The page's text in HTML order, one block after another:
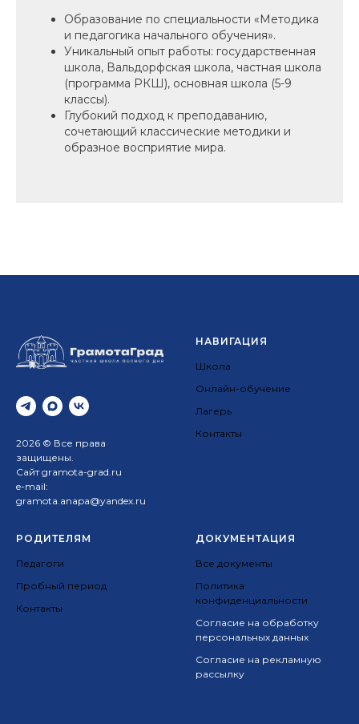
Образование по специальности «Методика
и педагогика начального обучения».
Уникальный опыт работы: государственная
школа, Вальдорфская школа, частная школа
(программа РКШ), основная школа (5-9
классы).
Глубокий подход к преподаванию,
сочетающий классические методики и
образное восприятие мира.
2026 © Все права
защищены.
Сайт gramota-grad.ru
e-mail:
gramota.anapa@yandex.ru
НАВИГАЦИЯ
Школа
Онлайн-обучение
Лагерь
Контакты
РОДИТЕЛЯМ
Педагоги
Пробный период
Контакты
ДОКУМЕНТАЦИЯ
Все документы
Политика
конфиденциальности
Согласие на обработку
персональных данных
Согласие на рекламную
рассылку